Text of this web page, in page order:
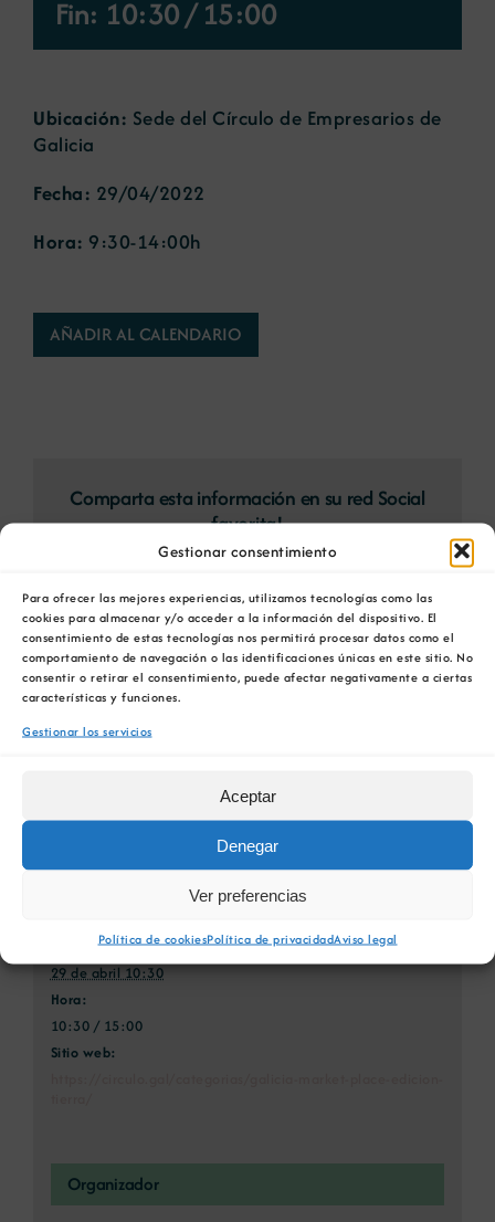
Gestionar consentimiento
Para ofrecer las mejores experiencias, utilizamos tecnologías como las
cookies para almacenar y/o acceder a la información del dispositivo. El
consentimiento de estas tecnologías nos permitirá procesar datos como el
comportamiento de navegación o las identificaciones únicas en este sitio. No
consentir o retirar el consentimiento, puede afectar negativamente a ciertas
características y funciones.
Gestionar los servicios
Aceptar
Denegar
Ver preferencias
Política de cookiesPolítica de privacidadAviso legal
Noticias
Portal de empleo
Contacto
Fin: 10:30/15:00
Ubicación: Sede del Círculo de Empresarios de
Galicia
Fecha: 29/04/2022
Hora: 9:30-14:00h
AÑADIR AL CALENDARIO
Comparta esta información en su red Social
favorita!
Facebook BlueskyRedditLinkedInWhatsAppTelegram
Pinterest
electrónico
alinear cultura y estrategia
29 de abril 10:30
Hora:
10:30 / 15:00
Sitio web:
Organizador